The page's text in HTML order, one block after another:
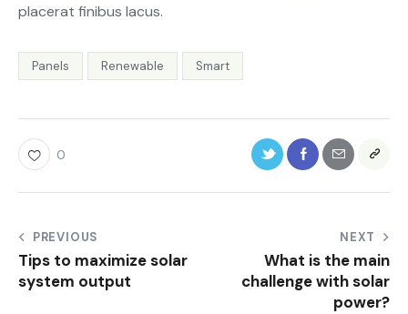
placerat finibus lacus.
Panels Renewable Smart
0
PREVIOUS
Tips to maximize solar
system output
NEXT
What is the main
challenge with solar
power?